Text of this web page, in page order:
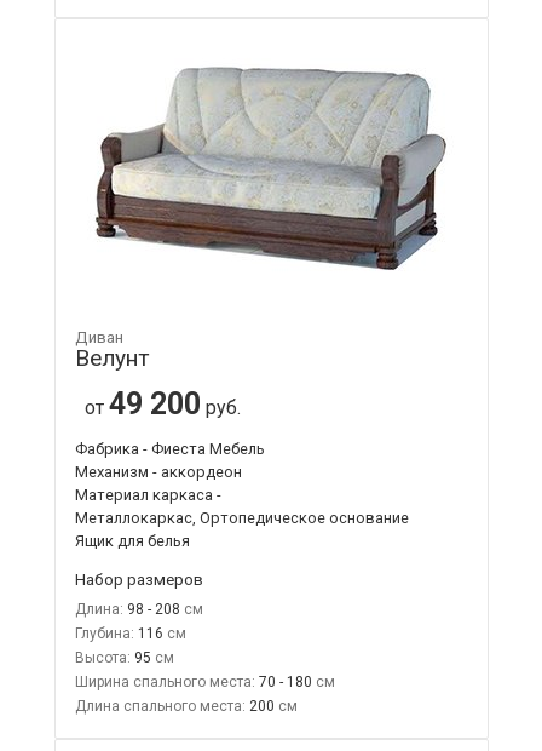
Диван
Велунт
от 49 200 руб.
Фабрика - Фиеста Мебель
Механизм - аккордеон
Материал каркаса -
Металлокаркас, Ортопедическое основание
Ящик для белья
Набор размеров
Длина: 98 - 208
Глубина: 116
Высота: 95
Ширина спального места: 70 - 180
Длина спального места: 200